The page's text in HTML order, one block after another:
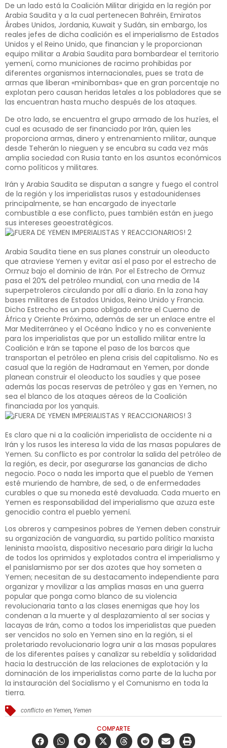
De un lado está la Coalición Militar dirigida en la región por
Arabia Saudita y a la cual pertenecen Bahréin, Emiratos
Árabes Unidos, Jordania, Kuwait y Sudán, sin embargo, los
reales jefes de dicha coalición es el imperialismo de Estados
Unidos y el Reino Unido, que financian y le proporcionan
equipo militar a Arabia Saudita para bombardear el territorio
yemení, como municiones de racimo prohibidas por
diferentes organismos internacionales, pues se trata de
armas que liberan «minibombas» que en gran porcentaje no
explotan pero causan heridas letales a los pobladores que se
las encuentran hasta mucho después de los ataques.
De otro lado, se encuentra el grupo armado de los huzíes, el
cual es acusado de ser financiado por Irán, quien les
proporciona armas, dinero y entrenamiento militar, aunque
desde Teherán lo nieguen y se encubra su cada vez más
amplia sociedad con Rusia tanto en los asuntos económicos
como políticos y militares.
Irán y Arabia Saudita se disputan a sangre y fuego el control
de la región y los imperialistas rusos y estadounidenses
principalmente, se han encargado de inyectarle
combustible a ese conflicto, pues también están en juego
sus intereses geoestratégicos.
Arabia Saudita tiene en sus planes construir un oleoducto
que atraviese Yemen y evitar así el paso por el estrecho de
Ormuz bajo el dominio de Irán. Por el Estrecho de Ormuz
pasa el 20% del petróleo mundial, con una media de 14
superpetroleros circulando por allí a diario. En la zona hay
bases militares de Estados Unidos, Reino Unido y Francia.
Dicho Estrecho es un paso obligado entre el Cuerno de
África y Oriente Próximo, además de ser un enlace entre el
Mar Mediterráneo y el Océano Índico y no es conveniente
para los imperialistas que por un estallido militar entre la
Coalición e Irán se tapone el paso de los barcos que
transportan el petróleo en plena crisis del capitalismo. No es
casual que la región de Hadramaut en Yemen, por donde
planean construir el oleoducto los saudíes y que posee
además las pocas reservas de petróleo y gas en Yemen, no
sea el blanco de los ataques aéreos de la Coalición
financiada por los yanquis.
Es claro que ni a la coalición imperialista de occidente ni a
Irán y los rusos les interesa la vida de las masas populares de
Yemen. Su conflicto es por controlar la salida del petróleo de
la región, es decir, por asegurarse las ganancias de dicho
negocio. Poco o nada les importa que el pueblo de Yemen
esté muriendo de hambre, de sed, o de enfermedades
curables o que su moneda esté devaluada. Cada muerto en
Yemen es responsabilidad del imperialismo que azuza este
genocidio contra el pueblo yemení.
Los obreros y campesinos pobres de Yemen deben construir
su organización de vanguardia, su partido político marxista
leninista maoísta, dispositivo necesario para dirigir la lucha
de todos los oprimidos y explotados contra el imperialismo y
el panislamismo por ser dos azotes que hoy someten a
Yemen; necesitan de su destacamento independiente para
organizar y movilizar a las amplias masas en una guerra
popular que ponga como blanco de su violencia
revolucionaria tanto a las clases enemigas que hoy los
condenan a la muerte y al desplazamiento al ser socias y
lacayas de Irán, como a todos los imperialistas que pueden
ser vencidos no solo en Yemen sino en la región, si el
proletariado revolucionario logra unir a las masas populares
de los diferentes países y canalizar su rebeldía y solidaridad
hacia la destrucción de las relaciones de explotación y la
dominación de los imperialistas como parte de la lucha por
la instauración del Socialismo y el Comunismo en toda la
tierra.
conflicto en Yemen, Yemen
COMPARTE